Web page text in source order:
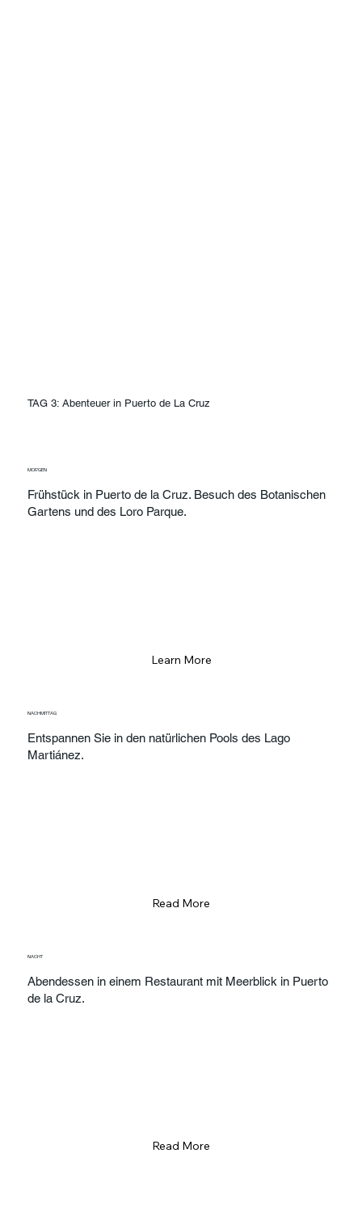
TAG 3: Abenteuer in Puerto de La Cruz
MORGEN
Frühstück in Puerto de la Cruz. Besuch des Botanischen
Gartens und des Loro Parque.
Learn More
NACHMITTAG
Entspannen Sie in den natürlichen Pools des Lago
Martiánez.
Read More
NACHT
Abendessen in einem Restaurant mit Meerblick in Puerto
de la Cruz.
Read More